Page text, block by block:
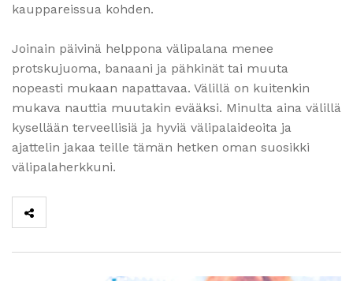
kauppareissua kohden.
Joinain päivinä helppona välipalana menee
protskujuoma, banaani ja pähkinät tai muuta
nopeasti mukaan napattavaa. Välillä on kuitenkin
mukava nauttia muutakin evääksi. Minulta aina välillä
kysellään terveellisiä ja hyviä välipalaideoita ja
ajattelin jakaa teille tämän hetken oman suosikki
välipalaherkkuni.